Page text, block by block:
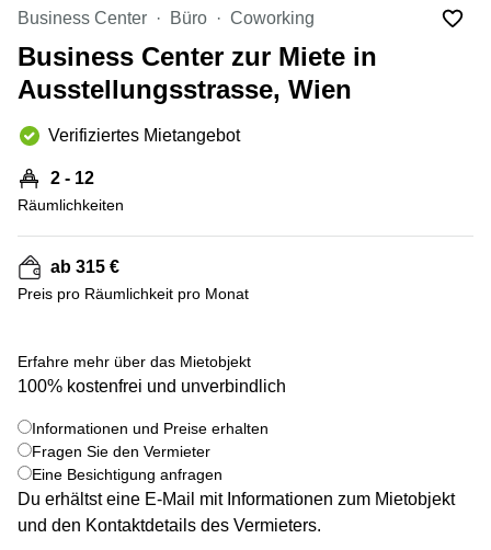
Salzburg
Business
Center
Salzburg
Coworking
Seminarraum
Salzburg
mieten
Graz
Graz
Space
Graz
Büro
mieten
Linz
Wienerbergstraße
11/12A
Simmeringer
Hauptstrasse
Tabor
Donau-
Strasse
7
Europaplatz
Wien
Gertrude-
Fröhlich-
Sandner-
Straße
Business Center Büro Coworking
Business Center zur Miete in
Ausstellungsstrasse, Wien
Verifiziertes Mietangebot
2 - 12
Räumlichkeiten
ab 315 €
Preis pro Räumlichkeit pro Monat
Erfahre mehr über das Mietobjekt
100% kostenfrei und unverbindlich
Informationen und Preise erhalten
Fragen Sie den Vermieter
Eine Besichtigung anfragen
Du erhältst eine E-Mail mit Informationen zum Mietobjekt
und den Kontaktdetails des Vermieters.